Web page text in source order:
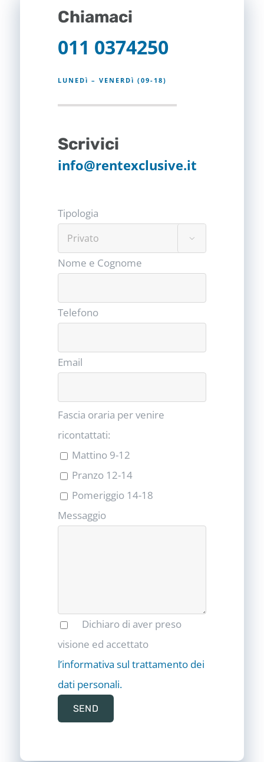
Chiamaci
011 0374250
LUNEDì – VENERDì (09-18)
Scrivici
info@rentexclusive.it
Tipologia

Nome e Cognome
Telefono
Email
Fascia oraria per venire
ricontattati:
Mattino 9-12
Pranzo 12-14
Pomeriggio 14-18
Messaggio
Dichiaro di aver preso
visione ed accettato
l’informativa sul trattamento dei
dati personali.